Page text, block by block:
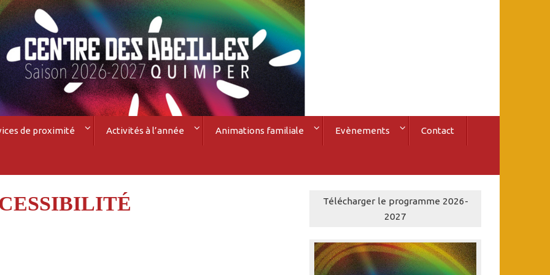
de proximité Activités à l’année Animations familiale Evènements Contact
Télécharger le programme 2026-
2027